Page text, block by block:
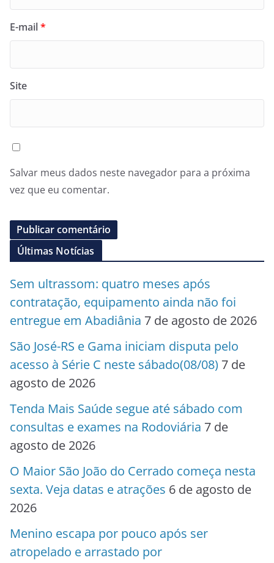
E-mail*
Site
Salvar meus dados neste navegador para a próxima
vez que eu comentar.
Últimas Notícias
Sem ultrassom: quatro meses após
contratação, equipamento ainda não foi
entregue em Abadiânia 7 de agosto de 2026
São José-RS e Gama iniciam disputa pelo
acesso à Série C neste sábado(08/08) 7 de
agosto de 2026
Tenda Mais Saúde segue até sábado com
consultas e exames na Rodoviária 7 de
agosto de 2026
O Maior São João do Cerrado começa nesta
sexta. Veja datas e atrações 6 de agosto de
2026
Menino escapa por pouco após ser
atropelado e arrastado por